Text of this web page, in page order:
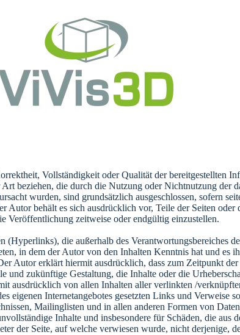
Vollständigkeit oder Qualität der bereitgestellten
beziehen, die durch die Nutzung oder Nichtnutzung der
wurden, sind grundsätzlich ausgeschlossen, sofern
Autor behält es sich ausdrücklich vor, Teile der Seiten oder
Veröffentlichung zeitweise oder endgültig einzustellen.
(Hyperlinks), die außerhalb des Verantwortungsbereiches
in dem der Autor von den Inhalten Kenntnis hat und es
Autor erklärt hiermit ausdrücklich, dass zum Zeitpunkt
und zukünftige Gestaltung, die Inhalte oder die
ausdrücklich von allen Inhalten aller verlinkten /
eigenen Internetangebotes gesetzten Links und Verweise
Mailinglisten und in allen anderen Formen von
Inhalte und insbesondere für Schäden, die aus
der Seite, auf welche verwiesen wurde, nicht derjenige,